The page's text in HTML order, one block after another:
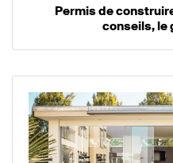
Permis de
conseils, le